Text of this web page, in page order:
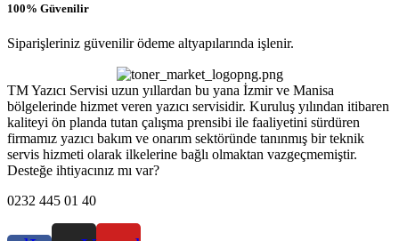
100% Güvenilir
Siparişleriniz güvenilir ödeme altyapılarında işlenir.
TM Yazıcı Servisi uzun yıllardan bu yana İzmir ve Manisa
bölgelerinde hizmet veren yazıcı servisidir. Kuruluş yılından itibaren
kaliteyi ön planda tutan çalışma prensibi ile faaliyetini sürdüren
firmamız yazıcı bakım ve onarım sektöründe tanınmış bir teknik
servis hizmeti olarak ilkelerine bağlı olmaktan vazgeçmemiştir.
Desteğe ihtiyacınız mı var?
0232 445 01 40